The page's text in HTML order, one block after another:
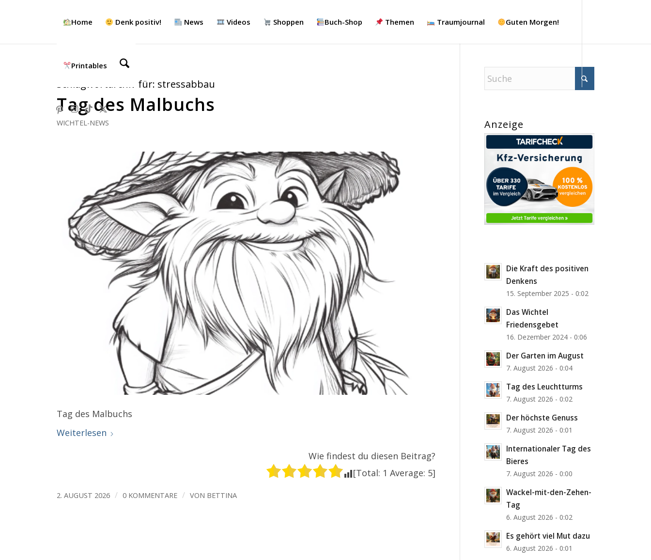
Home Denk positiv! News Videos Shoppen Buch-Shop Themen Traumjournal Guten Morgen!
Printables
Schlagwortarchiv für: stressabbau
Tag des Malbuchs
WICHTEL-NEWS
Tag des Malbuchs
Weiterlesen
Wie findest du diesen Beitrag?
[Total: 1 Average: 5]
2. AUGUST 2026 / 0 KOMMENTARE / VON BETTINA
Anzeige
Die Kraft des positiven
Denkens
15. September 2025 - 0:02
Das Wichtel
Friedensgebet
16. Dezember 2024 - 0:06
Der Garten im August
7. August 2026 - 0:04
Tag des Leuchtturms
7. August 2026 - 0:02
Der höchste Genuss
7. August 2026 - 0:01
Internationaler Tag des
Bieres
7. August 2026 - 0:00
Wackel-mit-den-Zehen-
Tag
6. August 2026 - 0:02
Es gehört viel Mut dazu
6. August 2026 - 0:01